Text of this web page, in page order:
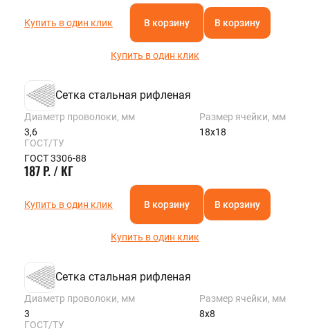
Купить в один клик В корзину В корзину
Купить в один клик
Сетка стальная рифленая
Диаметр проволоки, мм
3,6
Размер ячейки, мм
18х18
ГОСТ/ТУ
ГОСТ 3306-88
187 Р. / КГ
Купить в один клик В корзину В корзину
Купить в один клик
Сетка стальная рифленая
Диаметр проволоки, мм
3
Размер ячейки, мм
8х8
ГОСТ/ТУ